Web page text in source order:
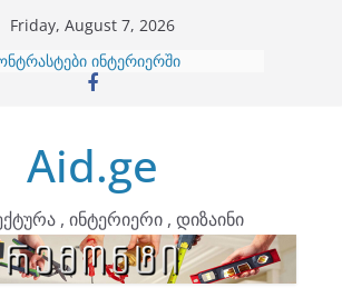
Friday, August 7, 2026
გაერთიანება
ინტერიერში
დიზიანი
წარმოგიდგენთ
Aid.ge
, ინტერიერი , დიზაინი